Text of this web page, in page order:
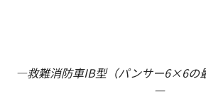
―救難消防車IB型（パンサー6×6の
―